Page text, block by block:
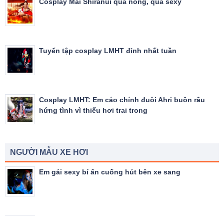
Tuyển tập cosplay LMHT đỉnh nhất tuần
Cosplay LMHT: Em cáo chính đuôi Ahri buồn rầu
hứng tình vì thiếu hơi trai trong
NGƯỜI MẪU XE HƠI
Em gái sexy bí ẩn cuống hút bên xe sang